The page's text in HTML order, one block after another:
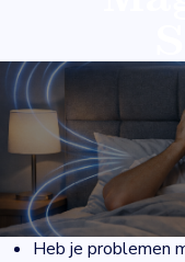
“Slecht
door
Heb je problemen